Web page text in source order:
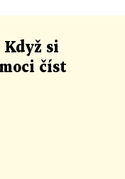
Když si
číst